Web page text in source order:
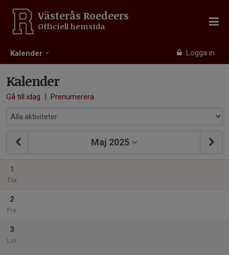
Kalender Logga in
Västerås Roedeers
Officiell hemsida
Kalender
Gå till idag | Prenumerera
Maj 2025
1
Tor
2
Fre
3
Lör